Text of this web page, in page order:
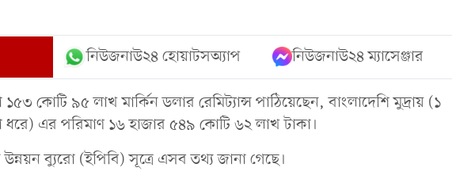
নিউজনাউ২৪ হোয়াটসঅ্যাপ নিউজনাউ২৪ ম্যাসেঞ্জার
১৫৩ কোটি ৯৫ লাখ মার্কিন ডলার রেমিট্যান্স পাঠিয়েছেন, বাংলাদেশি মুদ্রায় (১
এর পরিমাণ ১৬ হাজার ৫৪৯ কোটি ৬২ লাখ টাকা।
ব্যুরো (ইপিবি) সূত্রে এসব তথ্য জানা গেছে।